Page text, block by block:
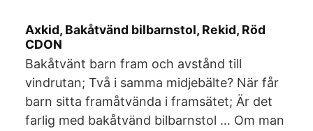
Axkid, Bakåtvänd bilbarnstol, Rekid, Röd
CDON
Bakåtvänt barn fram och avstånd till
vindrutan; Två i samma midjebälte? När får
barn sitta framåtvända i framsätet; Är det
farlig med bakåtvänd bilbarnstol … Om man